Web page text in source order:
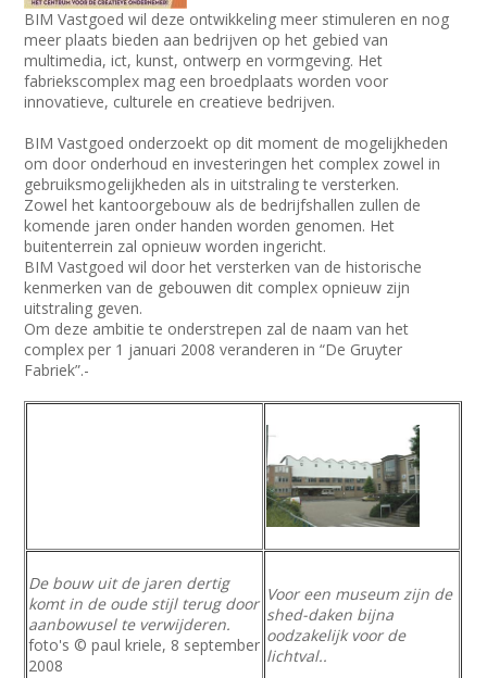
BIM Vastgoed wil deze ontwikkeling meer stimuleren en nog
meer plaats bieden aan bedrijven op het gebied van
multimedia, ict, kunst, ontwerp en vormgeving. Het
fabriekscomplex mag een broedplaats worden voor
innovatieve, culturele en creatieve bedrijven.
BIM Vastgoed onderzoekt op dit moment de mogelijkheden
om door onderhoud en investeringen het complex zowel in
gebruiksmogelijkheden als in uitstraling te versterken.
Zowel het kantoorgebouw als de bedrijfshallen zullen de
komende jaren onder handen worden genomen. Het
buitenterrein zal opnieuw worden ingericht.
BIM Vastgoed wil door het versterken van de historische
kenmerken van de gebouwen dit complex opnieuw zijn
uitstraling geven.
Om deze ambitie te onderstrepen zal de naam van het
complex per 1 januari 2008 veranderen in “De Gruyter
Fabriek”.-
De bouw uit de jaren dertig
komt in de oude stijl terug door
aanbowusel te verwijderen.
foto's © paul kriele, 8 september
2008
Voor een museum zijn de
shed-daken bijna
oodzakelijk voor de
lichtval..